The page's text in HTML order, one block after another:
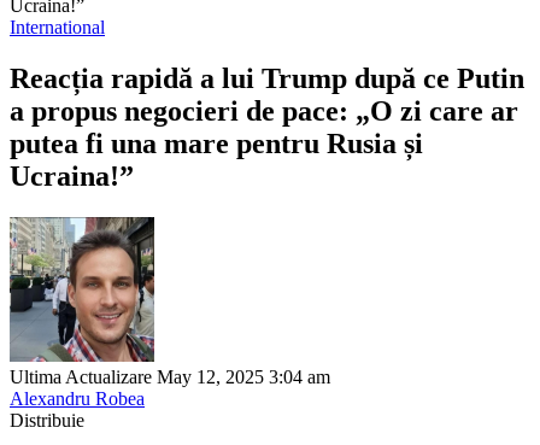
Ucraina!”
International
Reacția rapidă a lui Trump după ce Putin
a propus negocieri de pace: „O zi care ar
putea fi una mare pentru Rusia și
Ucraina!”
Ultima Actualizare May 12, 2025 3:04 am
Alexandru Robea
Distribuie